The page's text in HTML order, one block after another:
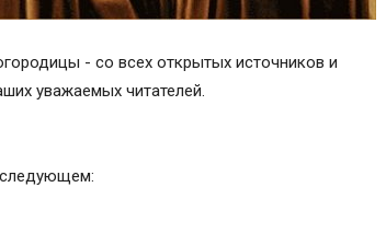
- со всех открытых источников и
уважаемых читателей.